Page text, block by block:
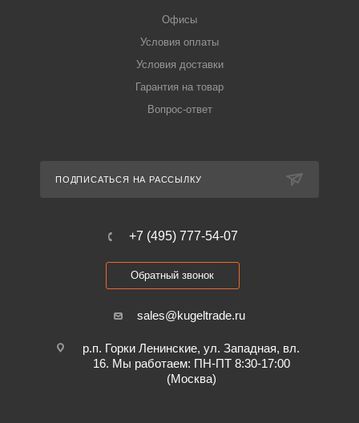
Офисы
Условия оплаты
Условия доставки
Гарантия на товар
Вопрос-ответ
ПОДПИСАТЬСЯ НА РАССЫЛКУ
+7 (495) 777-54-07
Обратный звонок
sales@kugeltrade.ru
р.п. Горки Ленинские, ул. Западная, вл.
16. Мы работаем: ПН-ПТ 8:30-17:00
(Москва)